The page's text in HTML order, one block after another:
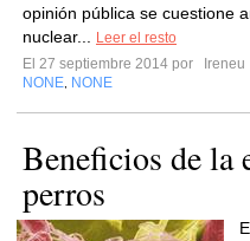
opinión pública se cuestione
nuclear...
Leer el resto
El 27 septiembre 2014 por
Ireneu
NONE NONE
Beneficios de la
perros